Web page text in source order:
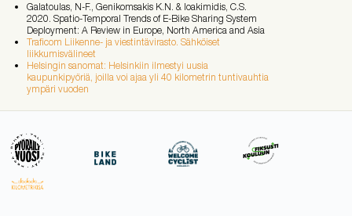
Galatoulas, N-F., Genikomsakis K.N. & Ioakimidis, C.S.
2020. Spatio-Temporal Trends of E-Bike Sharing System
Deployment: A Review in Europe, North America and Asia
Traficom Liikenne- ja viestintävirasto. Sähköiset
liikkumisvälineet
Helsingin sanomat: Helsinkiin ilmestyi uusia
kaupunkipyöriä, joilla voi ajaa yli 40 kilometrin tuntivauhtia
ympäri vuoden